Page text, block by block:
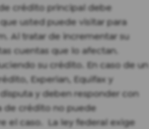
crédito principal debe
usted puede visitar para
Al tratar de incrementar su
cuentas que lo afectan.
su crédito. En caso de un
Experian, Equifax y
y deben responder con
de crédito no puede
el caso. La ley federal exige